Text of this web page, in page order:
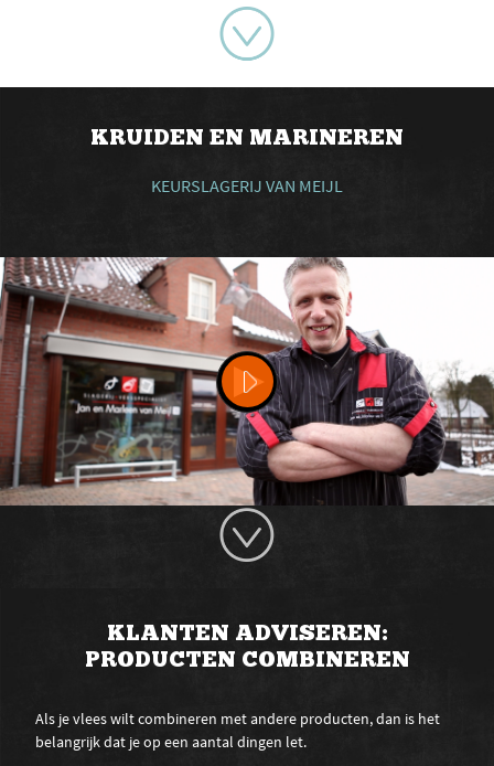
KRUIDEN EN MARINEREN
KEURSLAGERIJ VAN MEIJL
KLANTEN ADVISEREN:
PRODUCTEN COMBINEREN
Als je vlees wilt combineren met andere producten, dan is het
belangrijk dat je op een aantal dingen let.